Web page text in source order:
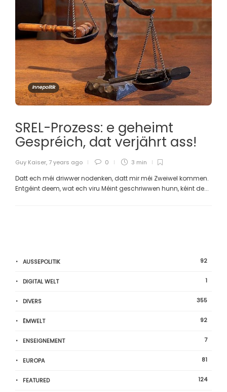
Innepolitik
SREL-Prozess: e geheimt
Gespréich, dat verjährt ass!
Guy Kaiser, 7 years ago 0 3 min
Datt ech méi driwwer nodenken, datt mir méi Zweiwel kommen.
Entgéint deem, wat ech viru Méint geschriwwen hunn, kéint de...
AUSSEPOLITIK 92
DIGITAL WELT 1
DIVERS 355
ËMWELT 92
ENSEIGNEMENT 7
EUROPA 81
FEATURED 124